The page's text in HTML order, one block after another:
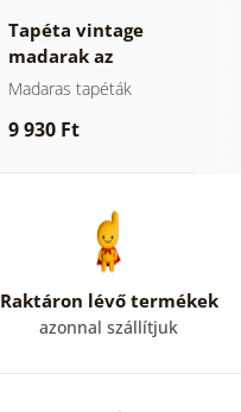
Tapéta vintage
madarak az
ágakon
Madaras tapéták
9 930 Ft
Raktáron lévő termékek
azonnal szállítjuk